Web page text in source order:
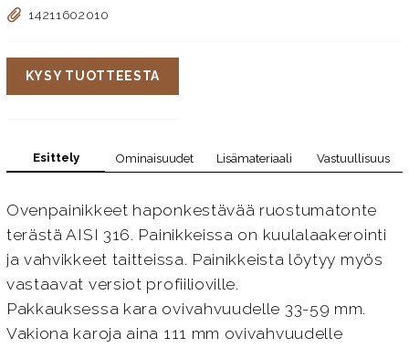
14211602010
KYSY TUOTTEESTA
Esittely Ominaisuudet Lisämateriaali Vastuullisuus
Ovenpainikkeet haponkestävää ruostumatonte
terästä AISI 316. Painikkeissa on kuulalaakerointi
ja vahvikkeet taitteissa. Painikkeista löytyy myös
vastaavat versiot profiilioville.
Pakkauksessa kara ovivahvuudelle 33-59 mm.
Vakiona karoja aina 111 mm ovivahvuudelle